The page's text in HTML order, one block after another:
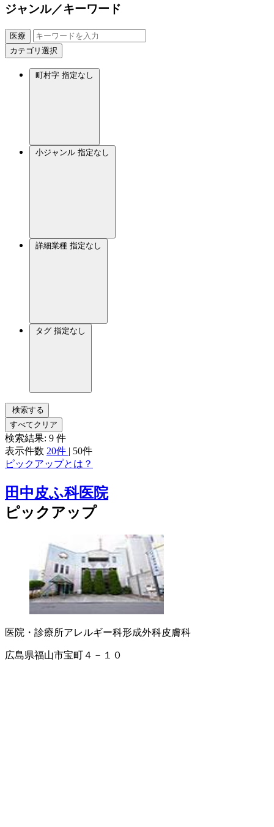
ジャンル／キーワード
医療
カテゴリ選択
町村字 指定なし
小ジャンル 指定なし
詳細業種 指定なし
タグ 指定なし
検索する
すべてクリア
検索結果: 9 件
表示件数 20件 | 50件
ピックアップとは？
田中皮ふ科医院
ピックアップ
医院・診療所アレルギー科形成外科皮膚科
広島県福山市宝町４－１０